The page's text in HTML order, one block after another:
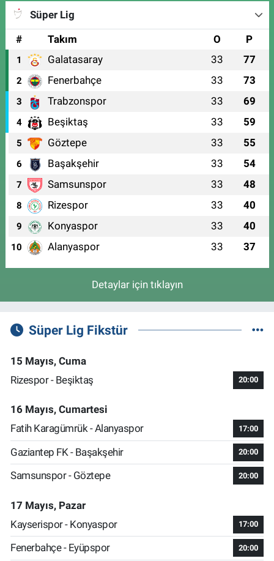
Süper Lig
#
Takım O P
1 Galatasaray 33 77
2 Fenerbahçe 33 73
3 Trabzonspor 33 69
4 Beşiktaş 33 59
5 Göztepe 33 55
6 Başakşehir 33 54
7 Samsunspor 33 48
8 Rizespor 33 40
9 Konyaspor 33 40
10 Alanyaspor 33 37
Detaylar için tıklayın
Süper Lig Fikstür
15 Mayıs, Cuma
Rizespor - Beşiktaş
20:00
16 Mayıs, Cumartesi
Fatih Karagümrük - Alanyaspor
17:00
Gaziantep FK - Başakşehir 20:00
Samsunspor - Göztepe 20:00
17 Mayıs, Pazar
Kayserispor - Konyaspor
17:00
Fenerbahçe - Eyüpspor 20:00